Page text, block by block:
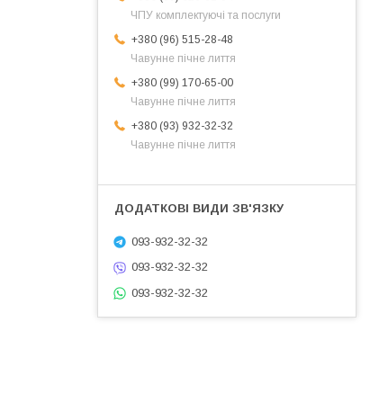
ЧПУ комплектуючі та послуги
+380 (96) 515-28-48
Чавунне пічне лиття
+380 (99) 170-65-00
Чавунне пічне лиття
+380 (93) 932-32-32
Чавунне пічне лиття
093-932-32-32
093-932-32-32
093-932-32-32